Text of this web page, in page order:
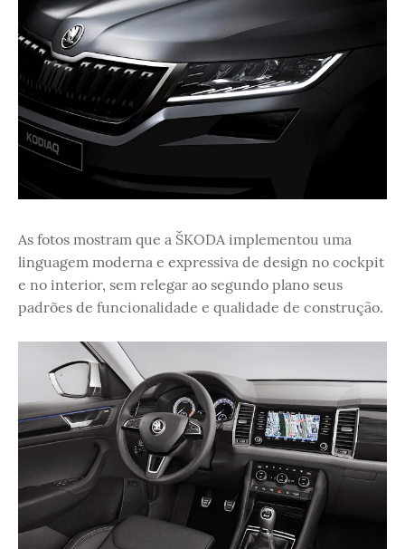
As fotos mostram que a ŠKODA implementou uma
linguagem moderna e expressiva de design no cockpit
e no interior, sem relegar ao segundo plano seus
padrões de funcionalidade e qualidade de construção.